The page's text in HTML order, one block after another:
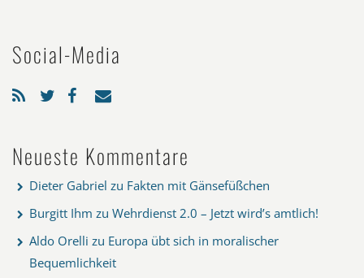
Social-Media
Neueste Kommentare
Dieter Gabriel zu Fakten mit Gänsefüßchen
Burgitt Ihm zu Wehrdienst 2.0 – Jetzt wird’s amtlich!
Aldo Orelli zu Europa übt sich in moralischer
Bequemlichkeit